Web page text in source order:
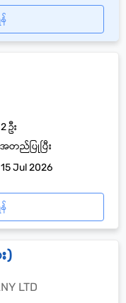
အတည်ပြုပြီး
2 ဦး
15 Jul 2026
)
LTD